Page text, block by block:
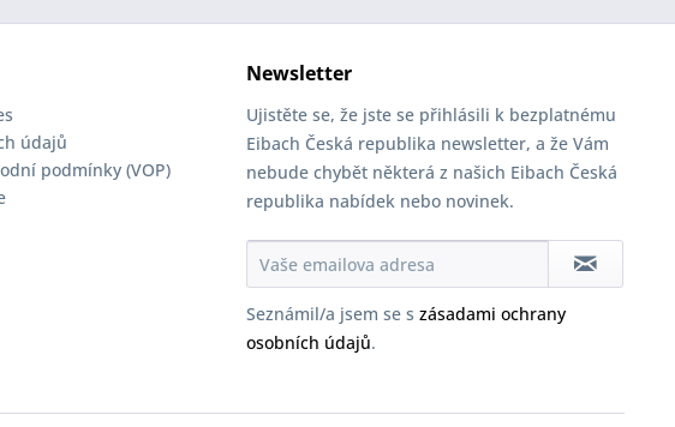
údajů
podmínky (VOP)
Newsletter
Ujistěte se, že jste se přihlásili k bezplatnému
Eibach Česká republika newsletter, a že Vám
nebude chybět některá z našich Eibach Česká
republika nabídek nebo novinek.
Seznámil/a jsem se s zásadami ochrany
osobních údajů.